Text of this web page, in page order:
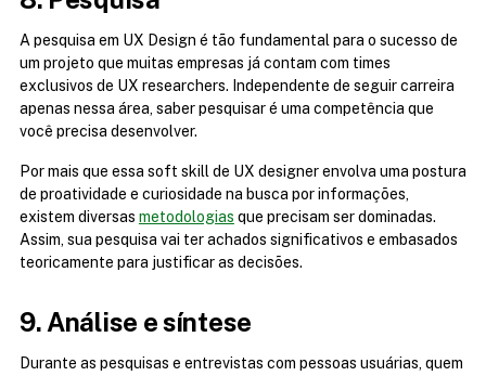
A pesquisa em UX Design é tão fundamental para o sucesso de
um projeto que muitas empresas já contam com times
exclusivos de UX researchers. Independente de seguir carreira
apenas nessa área, saber pesquisar é uma competência que
você precisa desenvolver.
Por mais que essa soft skill de UX designer envolva uma postura
de proatividade e curiosidade na busca por informações,
existem diversas metodologias que precisam ser dominadas.
Assim, sua pesquisa vai ter achados significativos e embasados
teoricamente para justificar as decisões.
9. Análise e síntese
Durante as pesquisas e entrevistas com pessoas usuárias, quem